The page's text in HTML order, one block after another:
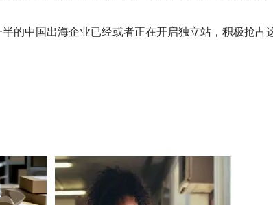
中国出海企业已经或者正在开启独立站，积极抢占这